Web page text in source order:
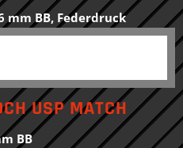
mm BB, Federdruck
USP MATCH
BB